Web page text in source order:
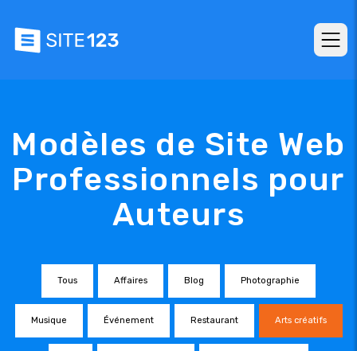
Modèles de Site Web
Professionnels pour
Auteurs
Tous Affaires Blog Photographie
Musique Événement Restaurant Arts créatifs